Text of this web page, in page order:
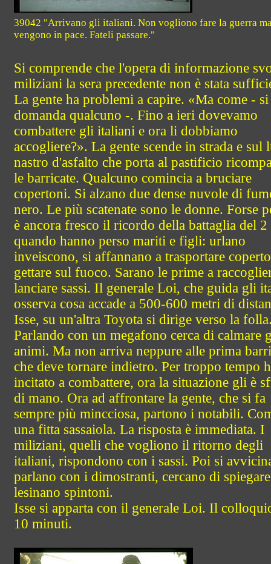
39042 "Arrivano gli italiani. Non vogliono fare la guerra
vengono in pace. Fateli passare."
Si comprende che l'opera di informazione
miliziani la sera precedente non è stata
La gente ha problemi a capire. «Ma come - si
domanda qualcuno -. Fino a ieri dovevamo
combattere gli italiani e ora li dobbiamo
accogliere?». La gente scende in strada e sul
nastro d'asfalto che porta al pastificio
le barricate. Qualcuno comincia a bruciare
copertoni. Si alzano due dense nuvole di
nero. Le più scatenate sono le donne. Forse
è ancora fresco il ricordo della battaglia del
quando hanno perso mariti e figli: urlano
inveiscono, si affannano a trasportare
gettare sul fuoco. Sarano le prime a
lanciare sassi. Il generale Loi, che guida gli
osserva cosa accade a 500-600 metri di
Isse, su un'altra Toyota si dirige verso la
Parlando con un megafono cerca di calmare
animi. Ma non arriva neppure alle prima
che deve tornare indietro. Per troppo tempo
incitato a combattere, ora la situazione gli è
di mano. Ora ad affrontare la gente, che si fa
sempre più mincciosa, partono i notabili.
una fitta sassaiola. La risposta è immediata. I
miliziani, quelli che vogliono il ritorno degli
italiani, rispondono con i sassi. Poi si
parlano con i dimostranti, cercano di
lesinano spintoni.
Isse si apparta con il generale Loi. Il
10 minuti.